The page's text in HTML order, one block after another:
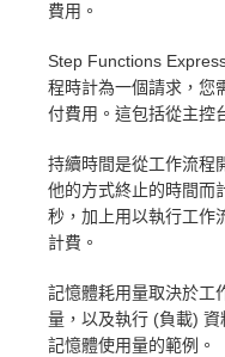
費用。
Step Functions
程時計為一個請求，您
付費用。這包括從主控
持續時間是從工作流程
他的方式終止的時間而
秒，加上用以執行工作
計費。
記憶體耗用量取決於工
量，以及執行 (負載)
記憶體使用量的範例。